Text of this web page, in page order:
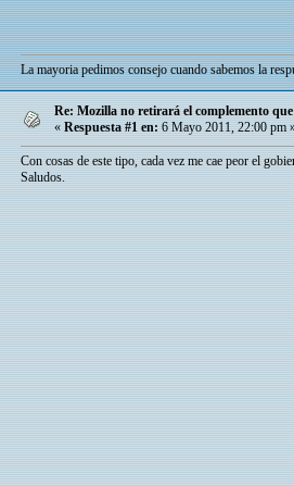
La mayoria pedimos consejo cuando sabemos la
Re: Mozilla no retirará el complemento
« Respuesta #1 en: 6 Mayo 2011, 22:00 pm
Con cosas de este tipo, cada vez me cae peor el
Saludos.